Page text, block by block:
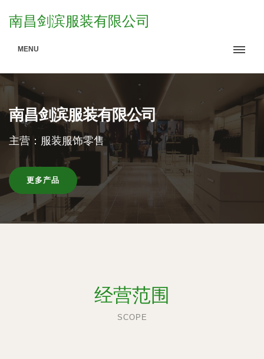
南昌剑滨服装有限公司
MENU
南昌剑滨服装有限公司
主营：服装服饰零售
更多产品
经营范围
SCOPE